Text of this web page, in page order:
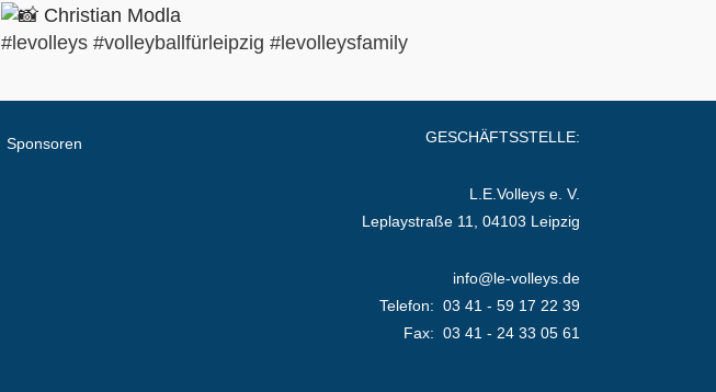
Christian Modla
#levolleys #volleyballfürleipzig #levolleysfamily
Sponsoren GESCHÄFTSSTELLE:
L.E.Volleys e. V.
Leplaystraße 11, 04103 Leipzig
info@le-volleys.de
Telefon: 03 41 - 59 17 22 39
Fax: 03 41 - 24 33 05 61